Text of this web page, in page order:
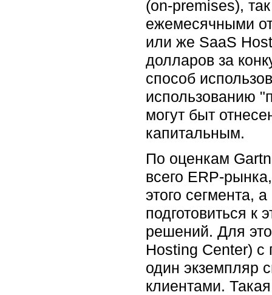
(on-premises),
ежемесячными
или же SaaS
долларов за
способ
использованию
могут быт
капитальным.
По оценкам
всего ERP-
этого сегмента,
подготовиться к
решений. Для
Hosting Center) с
один экземпляр
клиентами.